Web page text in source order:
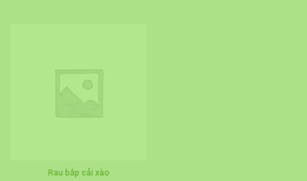
Rau bắp cải xào